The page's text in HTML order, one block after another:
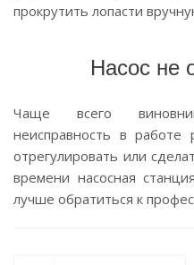
прокрутить лопасти
Насос не
Чаще всего
неисправность в
отрегулировать или
времени насосная
лучше обратиться к